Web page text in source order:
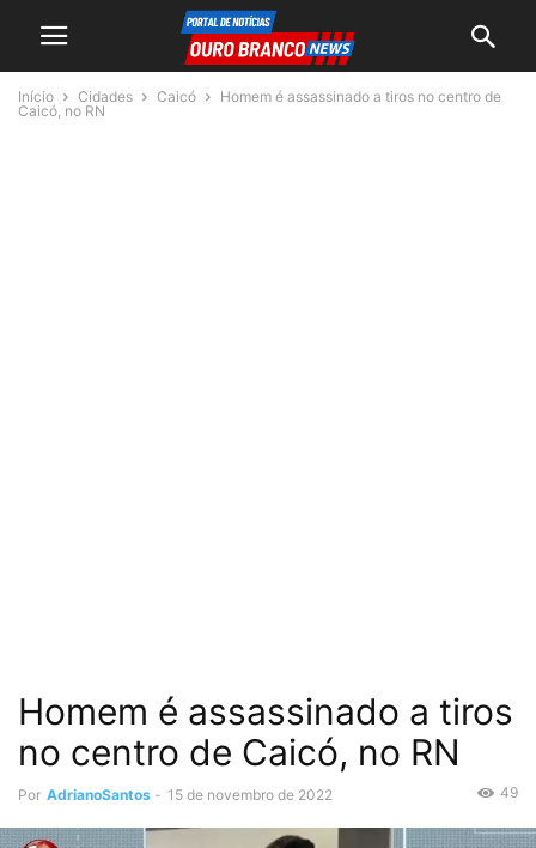
Início Cidades Caicó
Homem é assassinado a tiros no centro de
Caicó, no RN
Homem é assassinado a tiros
no centro de Caicó, no RN
Por AdrianoSantos - 15 de novembro de 2022 49